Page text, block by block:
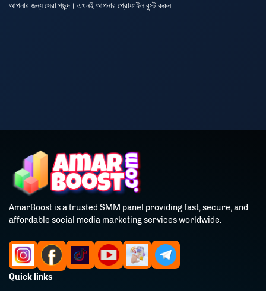
আপনার জন্য সেরা পছন্দ। এখনই আপনার প্রোফাইল বুস্ট করুন
AmarBoost is a trusted SMM panel providing fast, secure, and
affordable social media marketing services worldwide.
Quick links